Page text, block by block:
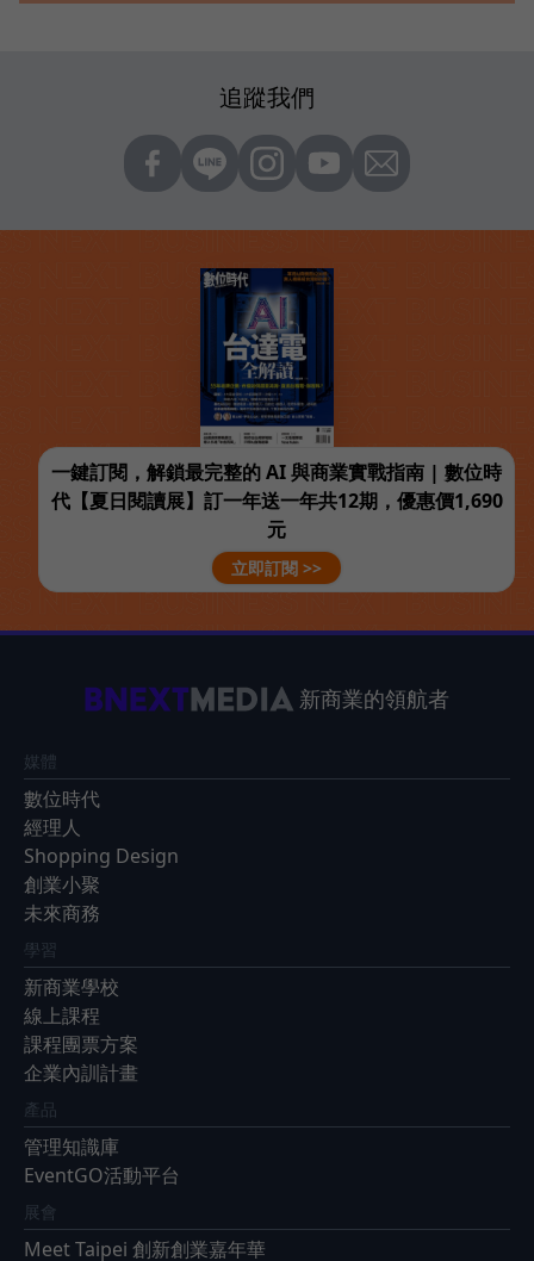
追蹤我們
一鍵訂閱，解鎖最完整的 AI 與商業實戰指南 | 數位時
代【夏日閱讀展】訂一年送一年共12期，優惠價1,690
元
立即訂閱 >>
新商業的領航者
媒體
數位時代
經理人
Shopping Design
創業小聚
未來商務
學習
新商業學校
線上課程
課程團票方案
企業內訓計畫
產品
管理知識庫
EventGO活動平台
展會
Meet Taipei 創新創業嘉年華